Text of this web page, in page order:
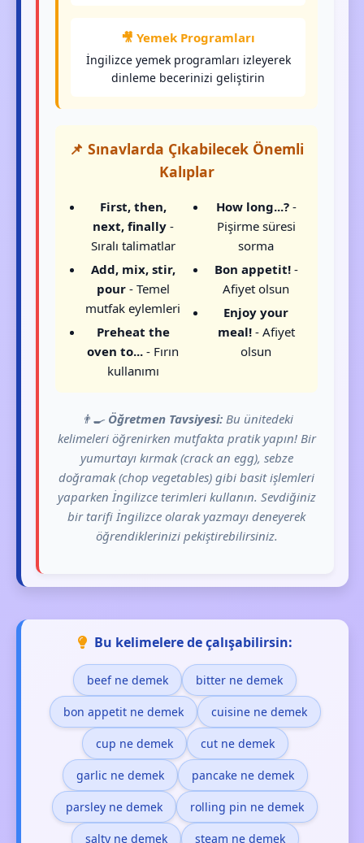
🎥 Yemek Programları
İngilizce yemek programları izleyerek
dinleme becerinizi geliştirin
📌 Sınavlarda Çıkabilecek Önemli
Kalıplar
First, then,
next, finally-
Sıralı talimatlar
Add, mix, stir,
pour- Temel
mutfak eylemleri
Preheat the
oven to... - Fırın
kullanımı
How long...?-
Pişirme süresi
sorma
Bon appetit!-
Afiyet olsun
Enjoy your
meal!- Afiyet
olsun
👨‍🍳 Öğretmen Tavsiyesi:Bu ünitedeki
kelimeleri öğrenirken mutfakta pratik yapın! Bir
yumurtayı kırmak (crack an egg), sebze
doğramak (chop vegetables) gibi basit işlemleri
yaparken İngilizce terimleri kullanın. Sevdiğiniz
bir tarifi İngilizce olarak yazmayı deneyerek
öğrendiklerinizi pekiştirebilirsiniz.
Bu kelimelere de çalışabilirsin:
beef ne demek bitter ne demek
bon appetit ne demek cuisine ne demek
cup ne demek cut ne demek
garlic ne demek pancake ne demek
parsley ne demek rolling pin ne demek
salty ne demek steam ne demek